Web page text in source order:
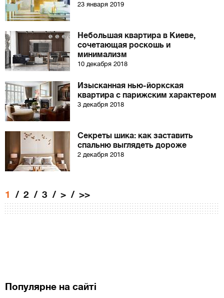
23 января 2019
Небольшая квартира в Киеве,
сочетающая роскошь и
минимализм
10 декабря 2018
Изысканная нью-йоркская
квартира с парижским характером
3 декабря 2018
Секреты шика: как заставить
спальню выглядеть дороже
2 декабря 2018
1 2 3 > >>
Популярне на сайті